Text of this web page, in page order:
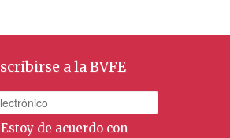
a la BVFE
Estoy de acuerdo con